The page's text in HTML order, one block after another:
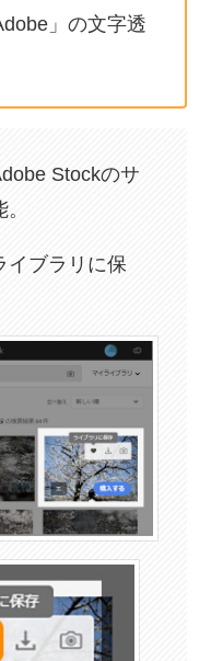
」の文字透
Stockのサ
イブラリに保